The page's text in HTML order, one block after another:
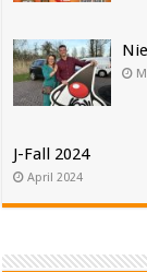
J-Fall 2024
April 2024